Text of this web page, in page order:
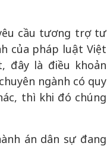
cầu tương trợ tư
của pháp luật Việt
đây là điều khoản
ngành có quy
thì khi đó chúng
án dân sự đang